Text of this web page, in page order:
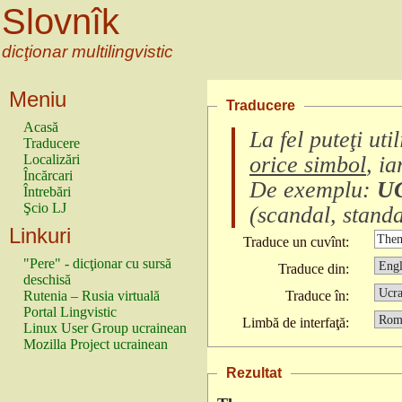
Slovnîk
dicţionar multilingvistic
Meniu
Acasă
Traducere
Localizări
Încărcari
Întrebări
Şcio LJ
Linkuri
"Pere" - dicţionar cu sursă
deschisă
Rutenia – Rusia virtuală
Portal Lingvistic
Linux User Group ucrainean
Mozilla Project ucrainean
Traducere
La fel puteţi
orice simbol,
De exemplu:
(scandal,
Traduce un cuvînt:
Traduce din:
Traduce în:
Limbă de interfaţă:
Rezultat